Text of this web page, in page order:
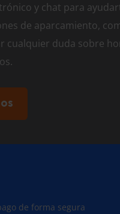
y chat para
de aparcamiento,
cualquier duda sobre
de forma segura